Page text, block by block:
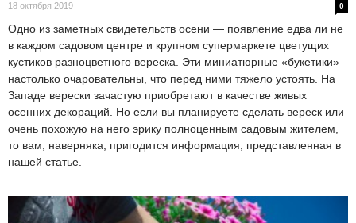
18 октября 2019 0
Одно из заметных свидетельств осени — появление едва ли не
в каждом садовом центре и крупном супермаркете цветущих
кустиков разноцветного вереска. Эти миниатюрные «букетики»
настолько очаровательны, что перед ними тяжело устоять. На
Западе верески зачастую приобретают в качестве живых
осенних декораций. Но если вы планируете сделать вереск или
очень похожую на него эрику полноценным садовым жителем,
то вам, наверняка, пригодится информация, представленная в
нашей статье.